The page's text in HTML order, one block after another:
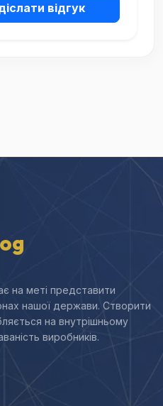
відгук
на меті представити
нашої держави. Створити
на внутрішньому
виробників.